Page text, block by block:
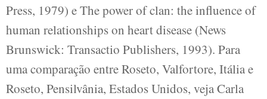
Press, 1979) e The power of clan: the influence of
human relationships on heart disease (News
Brunswick: Transactio Publishers, 1993). Para
uma comparação entre Roseto, Valfortore, Itália e
Roseto, Pensilvânia, Estados Unidos, veja Carla